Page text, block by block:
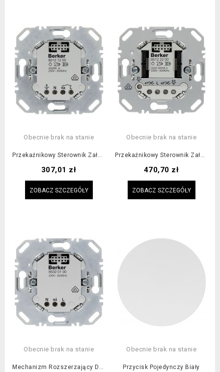
Obecnie brak na stanie
Przekaźnikowy Sterownik Załączający
Cena
307,01 zł
ZOBACZ SZCZEGÓŁY
Obecnie brak na stanie
Przekaźnikowy Sterownik Załączający 2-Krotny
Cena
470,70 zł
ZOBACZ SZCZEGÓŁY
Obecnie brak na stanie
Mechanizm Rozszerzający Do Czujników Ruchu
Obecnie brak na stanie
Przycisk Pojedynczy Biały